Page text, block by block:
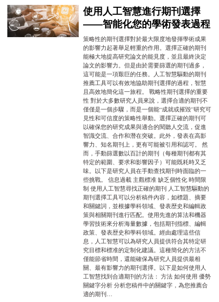
使用人工智慧進行期刊選擇
——智能化您的學術發表過程
策略性的期刊選擇對於最大限度地發揮學術成果
的影響力起著舉足輕重的作用。選擇正確的期刊
能極大地提高研究論文的能見度，並且最終決定
論文的影響力。但是由於需要篩選的期刊過多，
這可能是一項艱巨的任務。人工智慧驅動的期刊
推薦工具可以有效地協助期刊選擇的過程，智慧
且高效地簡化這一旅程。 戰略性期刊選擇的重要
性 對於大多數研究人員來說，選擇合適的期刊不
僅僅是一個步驟，而是一個能“成就或摧毀”研究可
見性和可信度的策略性舉動。選擇正確的期刊可
以確保您的研究成果與適合的閱聽人交流，促進
智識交流、合作和潛在突破。此外，發表在高影
響力、知名期刊上，更有可能被引用和認可。 然
而，手動篩選數以百計的期刊（每種期刊都有其
特定的範圍、要求和影響因子）可能既耗時又乏
味。以下是研究人員在手動查找期刊時面臨的一
些挑戰。 信息過載 主觀標准 缺乏個性化 時間限
制 使用人工智慧尋找正確的期刊 人工智慧驅動的
期刊選擇工具可以分析稿件內容，如標題、摘要
和關鍵詞，並根據學科領域、發表歴史和編輯政
策與相關期刊進行匹配。使用先進的算法和機器
學習技術來分析海量數據，包括期刊指標、編輯
政策、發表歴史和學科領域。經由處理這些信
息，人工智慧可以為研究人員提供符合其特定研
究目標和標准的定制化建議。這種簡化的方法不
僅能節省時間，還能確保為研究人員提供最相
關、最有影響力的期刊選擇。以下是如何使用人
工智慧找到合適期刊的方法： 方法 如何使用 優勢
關鍵字分析 分析您稿件中的關鍵字，為您推薦合
適的期刊…